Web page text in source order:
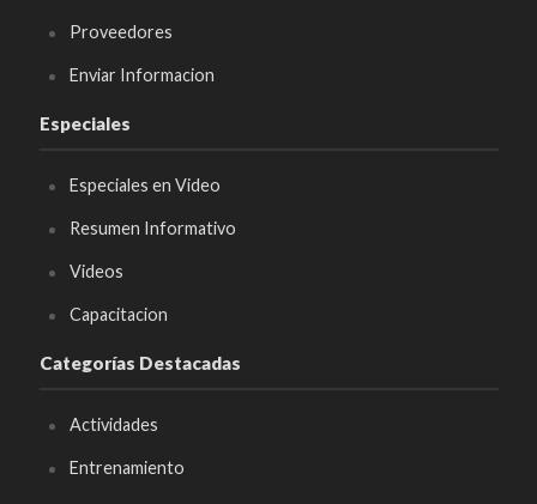
Proveedores
Enviar Informacion
Especiales
Especiales en Video
Resumen Informativo
Videos
Capacitacion
Categorías Destacadas
Actividades
Entrenamiento